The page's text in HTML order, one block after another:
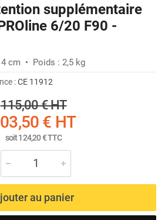
supplémentaire
6/20 F90 -
cm • Poids : 2,5 kg
:CE 11912
115,00 €HT
€ HT
soit124,20 €TTC
au panier